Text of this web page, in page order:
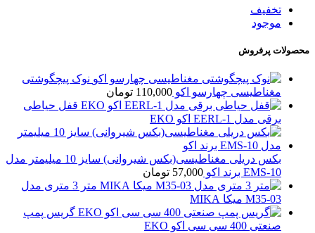
تخفیف
موجود
محصولات پرفروش
نوک پیچگوشتی
مغناطیسی چهارسو اکو 110,000 تومان
قفل حیاطی
برقی مدل EERL-1 اکو EKO
بکس دریلی مغناطیسی(بکس شیروانی) سایز 10 میلیمتر مدل
EMS-10 برند اکو
57,000 تومان
متر 3 متری مدل
M35-03 میکا MIKA
گریس پمپ
صنعتی 400 سی سی اکو EKO